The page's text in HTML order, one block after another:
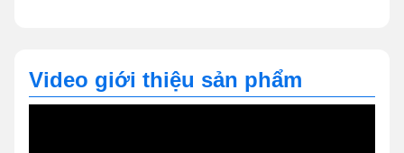
Video giới thiệu sản phẩm